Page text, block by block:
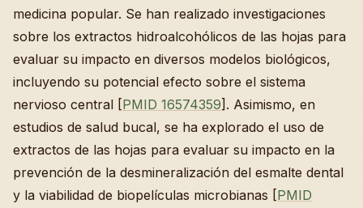
medicina popular. Se han realizado investigaciones
sobre los extractos hidroalcohólicos de las hojas para
evaluar su impacto en diversos modelos biológicos,
incluyendo su potencial efecto sobre el sistema
nervioso central [PMID 16574359]. Asimismo, en
estudios de salud bucal, se ha explorado el uso de
extractos de las hojas para evaluar su impacto en la
prevención de la desmineralización del esmalte dental
y la viabilidad de biopelículas microbianas [PMID